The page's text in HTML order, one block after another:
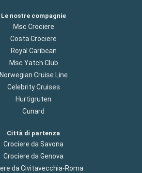
Le nostre compagnie
Msc Crociere
Costa Crociere
Royal Caribean
Msc Yatch Club
Norwegian Cruise Line
Celebrity Cruises
Hurtigruten
Cunard
Città di partenza
Crociere da Savona
Crociere da Genova
da Civitavecchia-Roma